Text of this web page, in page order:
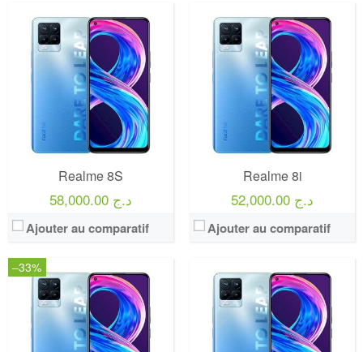
Realme 8S
58,000.00 د.ج
Ajouter au comparatif
Realme 8i
52,000.00 د.ج
Ajouter au comparatif
–33%